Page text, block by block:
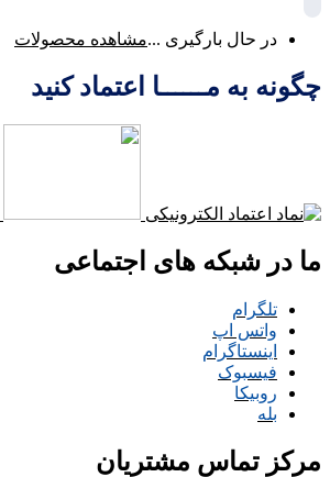
در حال بارگیری ...مشاهده محصولات
چگونه به مــــــا اعتماد کنید
ما در شبکه های اجتماعی
تلگرام
واتس اپ
اینستاگرام
فیسبوک
روبیکا
بله
مرکز تماس مشتریان